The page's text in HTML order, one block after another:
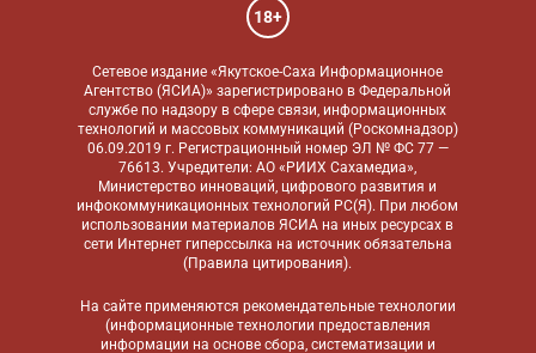
18+
Сетевое издание «Якутское-Саха Информационное
Агентство (ЯСИА)» зарегистрировано в Федеральной
службе по надзору в сфере связи, информационных
технологий и массовых коммуникаций (Роскомнадзор)
06.09.2019 г. Регистрационный номер ЭЛ № ФС 77 —
76613. Учредители: АО «РИИХ Сахамедиа»,
Министерство инноваций, цифрового развития и
инфокоммуникационных технологий РС(Я). При любом
использовании материалов ЯСИА на иных ресурсах в
сети Интернет гиперссылка на источник обязательна
(Правила цитирования).
На сайте применяются рекомендательные технологии
(информационные технологии предоставления
информации на основе сбора, систематизации и